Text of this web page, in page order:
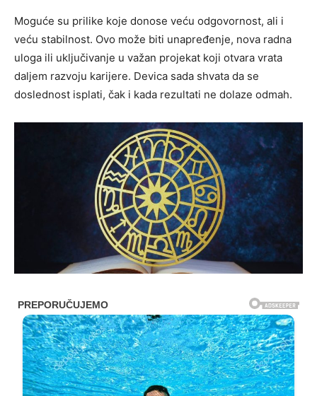
Moguće su prilike koje donose veću odgovornost, ali i
veću stabilnost. Ovo može biti unapređenje, nova radna
uloga ili uključivanje u važan projekat koji otvara vrata
daljem razvoju karijere. Devica sada shvata da se
doslednost isplati, čak i kada rezultati ne dolaze odmah.